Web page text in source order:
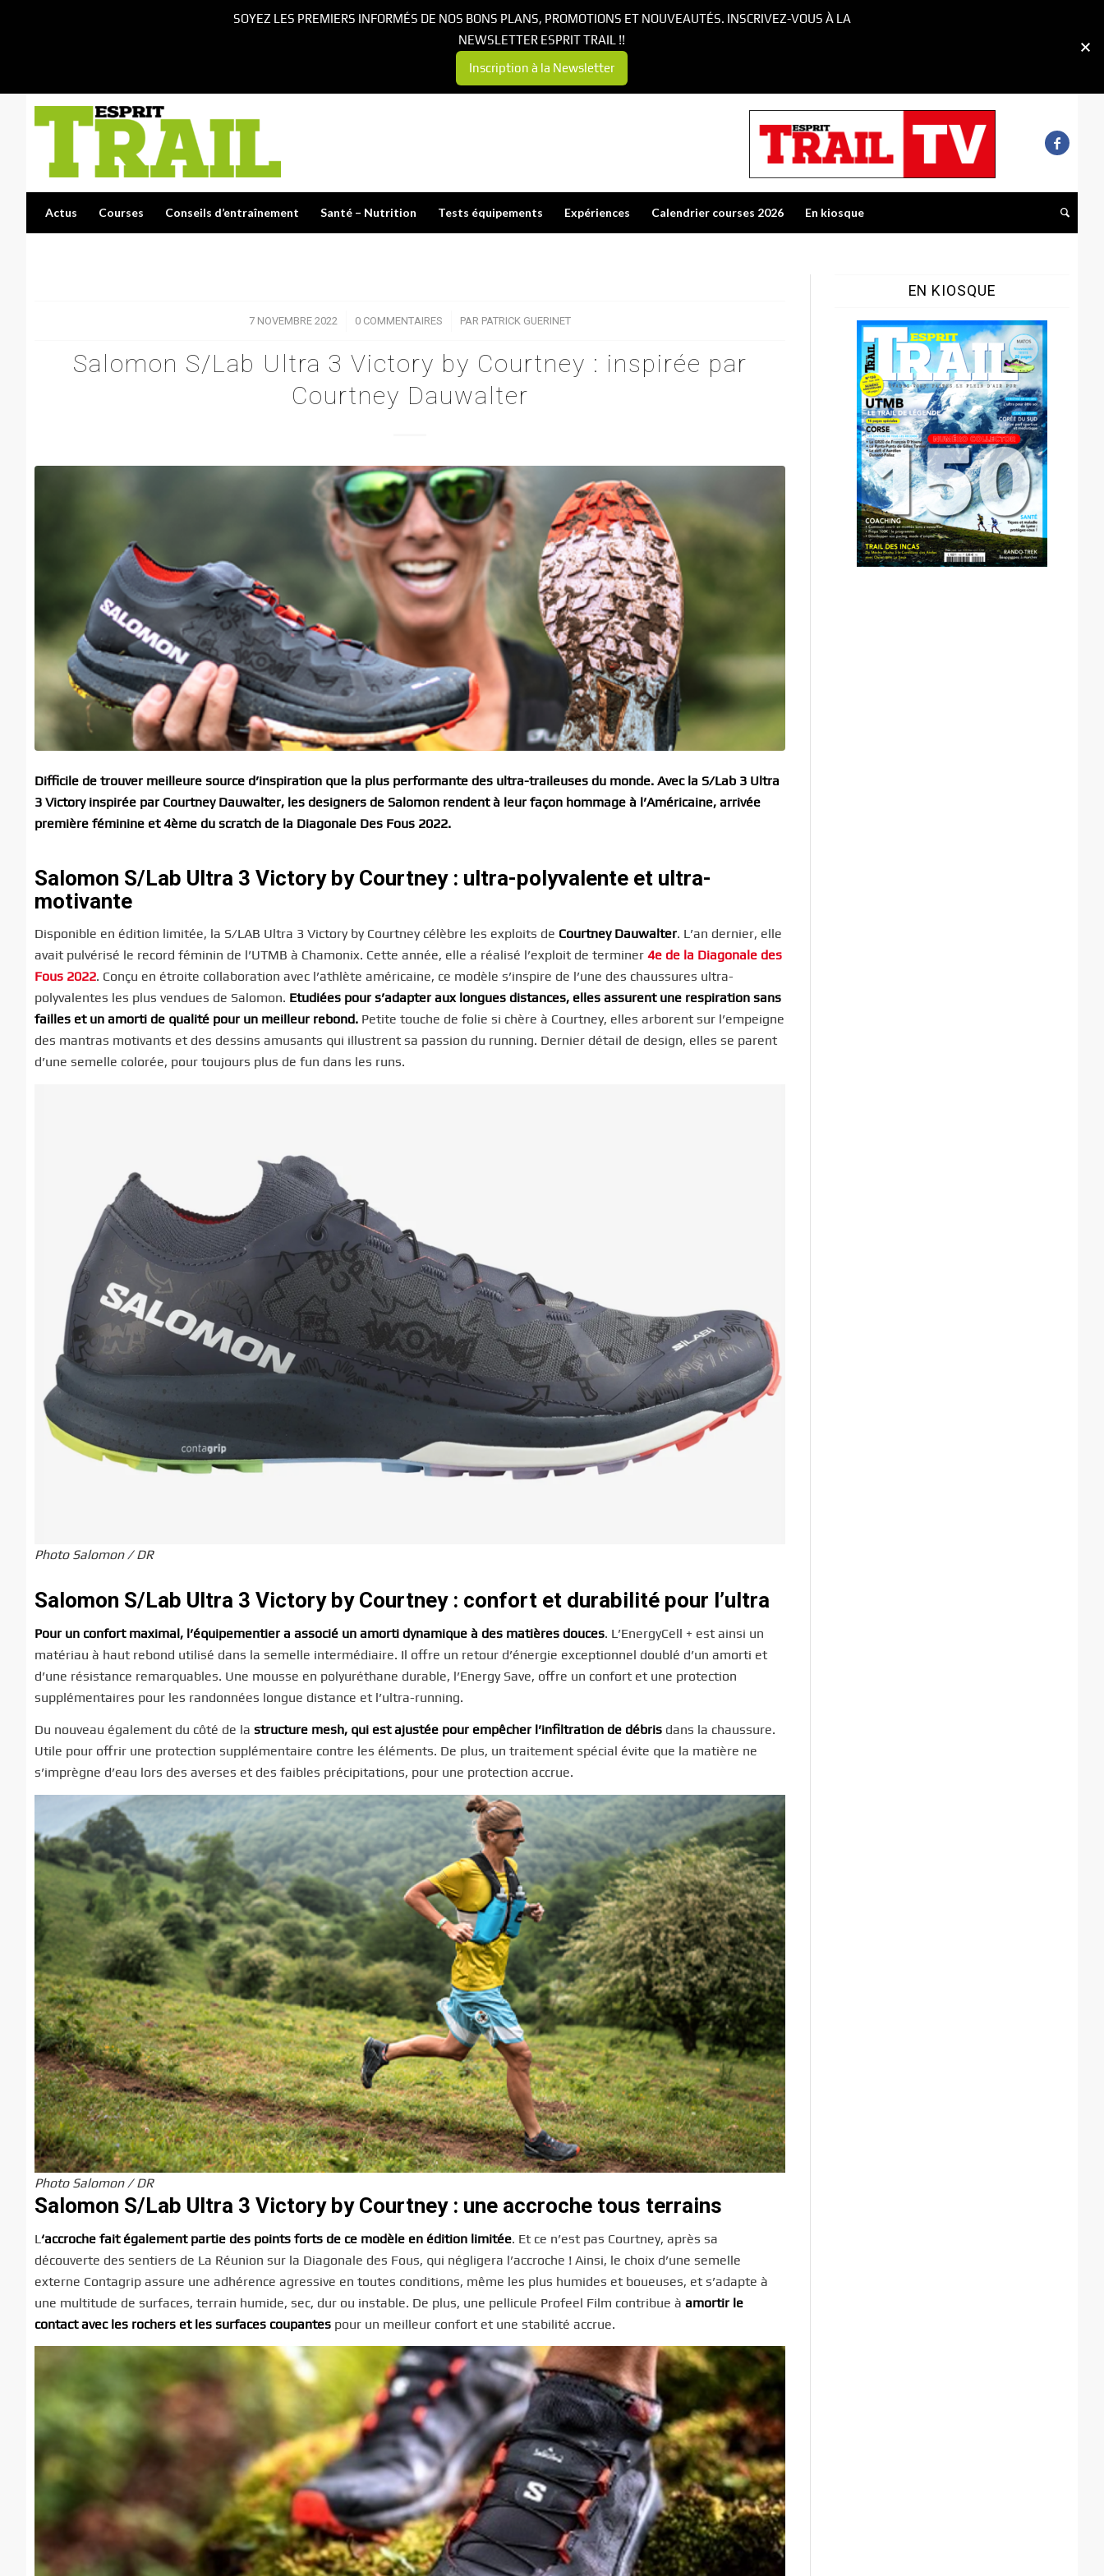
Actus Courses Conseils d’entraînement Santé – Nutrition Tests équipements Expériences Calendrier courses 2026 En kiosque
7 NOVEMBRE 2022
/ 0 COMMENTAIRES
/ PAR PATRICK GUERINET
Salomon S/Lab Ultra 3 Victory by Courtney : inspirée par
Courtney Dauwalter
Difficile de trouver meilleure source d’inspiration que la plus performante des ultra-traileuses du monde. Avec la S/Lab 3 Ultra
3 Victory inspirée par Courtney Dauwalter, les designers de Salomon rendent à leur façon hommage à l’Américaine, arrivée
première féminine et 4ème du scratch de la Diagonale Des Fous 2022.
Salomon S/Lab Ultra 3 Victory by Courtney : ultra-polyvalente et ultra-
motivante
Disponible en édition limitée, la S/LAB Ultra 3 Victory by Courtney célèbre les exploits de Courtney Dauwalter. L’an dernier, elle
avait pulvérisé le record féminin de l’UTMB à Chamonix. Cette année, elle a réalisé l’exploit de terminer 4e de la Diagonale des
Fous 2022. Conçu en étroite collaboration avec l’athlète américaine, ce modèle s’inspire de l’une des chaussures ultra-
polyvalentes les plus vendues de Salomon. Etudiées pour s’adapter aux longues distances, elles assurent une respiration sans
failles et un amorti de qualité pour un meilleur rebond. Petite touche de folie si chère à Courtney, elles arborent sur l’empeigne
des mantras motivants et des dessins amusants qui illustrent sa passion du running. Dernier détail de design, elles se parent
d’une semelle colorée, pour toujours plus de fun dans les runs.
Photo Salomon / DR
Salomon S/Lab Ultra 3 Victory by Courtney : confort et durabilité pour l’ultra
Pour un confort maximal, l’équipementier a associé un amorti dynamique à des matières douces. L’EnergyCell + est ainsi un
matériau à haut rebond utilisé dans la semelle intermédiaire. Il offre un retour d’énergie exceptionnel doublé d’un amorti et
d’une résistance remarquables. Une mousse en polyuréthane durable, l’Energy Save, offre un confort et une protection
supplémentaires pour les randonnées longue distance et l’ultra-running.
Du nouveau également du côté de la structure mesh, qui est ajustée pour empêcher l’infiltration de débris dans la chaussure.
Utile pour offrir une protection supplémentaire contre les éléments. De plus, un traitement spécial évite que la matière ne
s’imprègne d’eau lors des averses et des faibles précipitations, pour une protection accrue.
Photo Salomon / DR
Salomon S/Lab Ultra 3 Victory by Courtney : une accroche tous terrains
L‘accroche fait également partie des points forts de ce modèle en édition limitée. Et ce n’est pas Courtney, après sa
découverte des sentiers de La Réunion sur la Diagonale des Fous, qui négligera l’accroche ! Ainsi, le choix d’une semelle
externe Contagrip assure une adhérence agressive en toutes conditions, même les plus humides et boueuses, et s’adapte à
une multitude de surfaces, terrain humide, sec, dur ou instable. De plus, une pellicule Profeel Film contribue à amortir le
contact avec les rochers et les surfaces coupantes pour un meilleur confort et une stabilité accrue.
EN KIOSQUE
SOYEZ LES PREMIERS INFORMÉS DE NOS BONS PLANS, PROMOTIONS ET NOUVEAUTÉS. INSCRIVEZ-VOUS À LA
NEWSLETTER ESPRIT TRAIL !!
Inscription à la Newsletter